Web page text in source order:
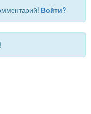
Войти?